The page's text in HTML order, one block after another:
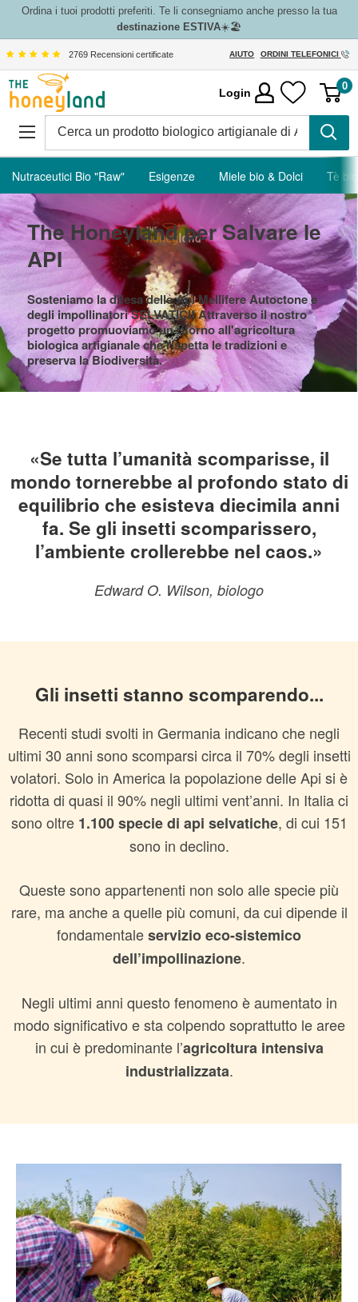
contenuto
Ordina i tuoi prodotti preferiti. Te li consegniamo anche presso la tua
destinazione ESTIVA☀️🏖️
2769 Recensioni certificate AIUTO ORDINI TELEFONICI
The
Honeyland
Login
0
Nutraceutici Bio "Raw" Esigenze Miele bio & Dolci Tè bio
The Honeyland per Salvare le
API
Sosteniamo la difesa delle Api Mellifere Autoctone e
degli impollinatori SELVATICI! Attraverso il nostro
progetto promuoviamo un ritorno all'agricoltura
biologica artigianale che rispetta le tradizioni e
preserva la Biodiversità.
«Se tutta l’umanità scomparisse, il
mondo tornerebbe al profondo stato di
equilibrio che esisteva diecimila anni
fa. Se gli insetti scomparissero,
l’ambiente crollerebbe nel caos.»
Edward O. Wilson, biologo
Gli insetti stanno scomparendo...
Recenti studi svolti in Germania indicano che negli
ultimi 30 anni sono scomparsi circa il 70% degli insetti
volatori. Solo in America la popolazione delle Api si è
ridotta di quasi il 90% negli ultimi vent’anni. In Italia ci
sono oltre 1.100 specie di api selvatiche, di cui 151
sono in declino.
Queste sono appartenenti non solo alle specie più
rare, ma anche a quelle più comuni, da cui dipende il
fondamentaleservizio eco-sistemico
dell’impollinazione.
Negli ultimi anni questo fenomeno è aumentato in
modo significativo e sta colpendo soprattutto le aree
in cui è predominante l’agricoltura intensiva
industrializzata.